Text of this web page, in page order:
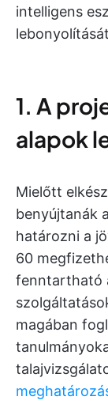
intelligens
1. A
alapok
Mielőtt
benyújtanák
határozni a
60
fenntartható
magában